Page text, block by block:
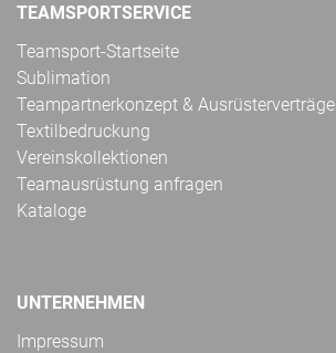
TEAMSPORTSERVICE
Teamsport-Startseite
Sublimation
Teampartnerkonzept & Ausrüsterverträge
Textilbedruckung
Vereinskollektionen
Teamausrüstung anfragen
Kataloge
UNTERNEHMEN
Impressum